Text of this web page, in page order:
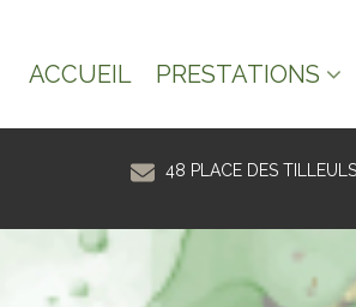
ACCUEIL PRESTATIONS
48 PLACE DES